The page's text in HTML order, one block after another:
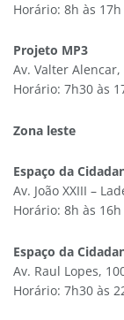
Horário: 8h às 17h
Projeto MP3
Av. Valter Alencar,
Horário: 7h30 às
Zona leste
Espaço da
Av. João XXIII –
Horário: 8h às 16h
Espaço da
Av. Raul Lopes,
Horário: 7h30 às